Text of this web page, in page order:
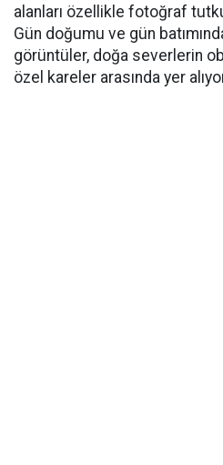
alanları özellikle fotoğraf
Gün doğumu ve gün
görüntüler, doğa severlerin
özel kareler arasında yer